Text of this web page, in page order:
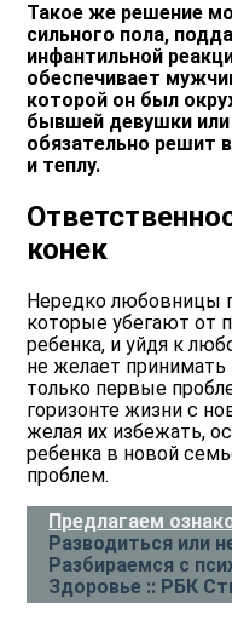
Такое же решение
сильного пола,
инфантильной
обеспечивает
которой он был
бывшей девушки
обязательно решит
и теплу.
конек
Нередко любовницы
которые убегают от
ребенка, и уйдя к
не желает принимать
только первые
горизонте жизни с
желая их избежать,
ребенка в новой
проблем.
Предлагаем
Разводиться или
Разбираемся с
Здоровье :: РБК